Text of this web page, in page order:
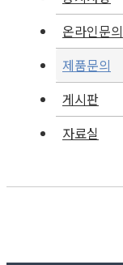
온라인문의
제품문의
게시판
자료실